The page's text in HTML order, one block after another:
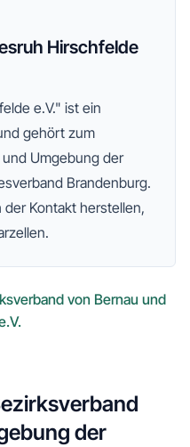
Hirschfelde
e.V." ist ein
gehört zum
Umgebung der
Brandenburg.
der Kontakt herstellen,
von Bernau und
der